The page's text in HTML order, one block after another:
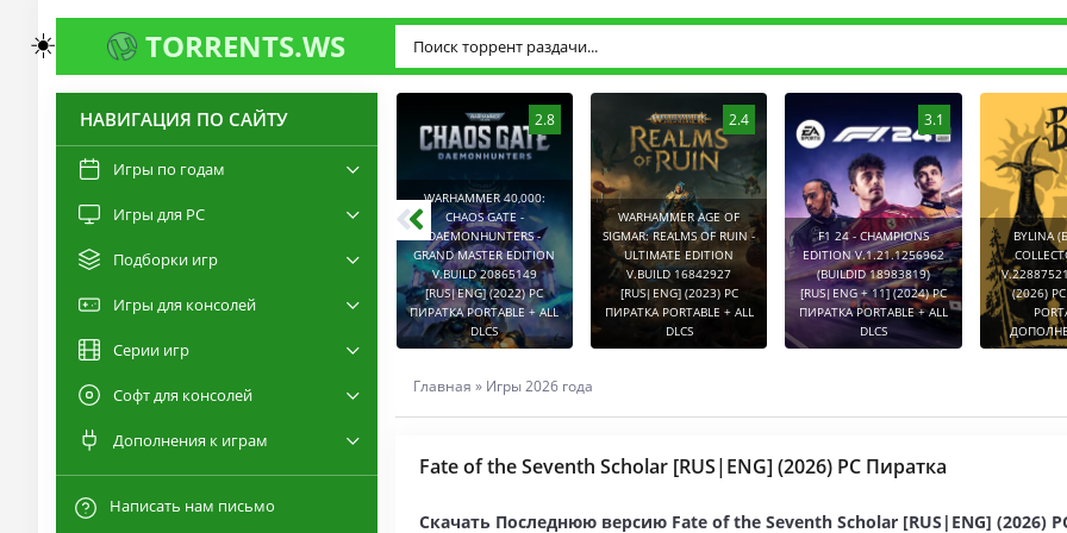
TORRENTS.WS
НАВИГАЦИЯ ПО САЙТУ
Игры по годам
Игры для PC
Подборки игр
Игры для консолей
Серии игр
Софт для консолей
Дополнения к играм
Написать нам письмо
3.0
RESIDENT EVIL 9:
REQUIEM - DELUXE
EDITION V.BUILD
(2026) PC ПИРАТКА
[RUS|ENG] (2026) PC
2.8
WARHAMMER 40,000:
CHAOS GATE -
DAEMONHUNTERS -
GRAND MASTER EDITION
V.BUILD 20865149
[RUS|ENG] (2022) PC
ПИРАТКА PORTABLE + ALL
DLCS
2.4
WARHAMMER AGE OF
SIGMAR: REALMS OF RUIN -
ULTIMATE EDITION
V.BUILD 16842927
[RUS|ENG] (2023) PC
ПИРАТКА PORTABLE + ALL
DLCS
3.1
F1 24 - CHAMPIONS
EDITION V.1.21.1256962
(BUILDID 18983819)
[RUS|ENG + 11] (2024) PC
ПИРАТКА PORTABLE + ALL
DLCS
BYLINA
(2026)
Главная » Игры 2026 года
Fate of the Seventh Scholar [RUS|ENG] (2026) PC Пиратка
Скачать Последнюю версию Fate of the Seventh Scholar [RUS|ENG] (2026)
☀️